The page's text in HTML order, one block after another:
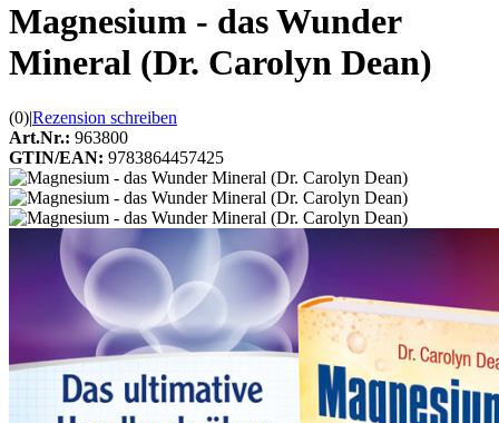
Magnesium - das Wunder
Mineral (Dr. Carolyn Dean)
(0)|Rezension schreiben
Art.Nr.: 963800
GTIN/EAN: 9783864457425